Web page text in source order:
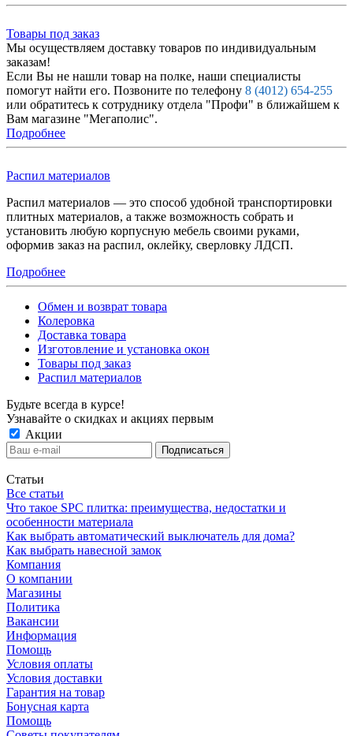
Товары под заказ
Мы осуществляем доставку товаров по индивидуальным
заказам!
Если Вы не нашли товар на полке, наши специалисты
помогут найти его. Позвоните по телефону 8 (4012) 654-255
или обратитесь к сотруднику отдела "Профи" в ближайшем к
Вам магазине "Мегаполис".
Подробнее
Распил материалов
Распил материалов — это способ удобной транспортировки
плитных материалов, а также возможность собрать и
установить любую корпусную мебель своими руками,
оформив заказ на распил, оклейку, сверловку ЛДСП.
Подробнее
Обмен и возврат товара
Колеровка
Доставка товара
Изготовление и установка окон
Товары под заказ
Распил материалов
Будьте всегда в курсе!
Узнавайте о скидках и акциях первым
Акции
Статьи
Все статьи
Что такое SPC плитка: преимущества, недостатки и
особенности материала
Как выбрать автоматический выключатель для дома?
Как выбрать навесной замок
Компания
О компании
Магазины
Политика
Вакансии
Информация
Помощь
Условия оплаты
Условия доставки
Гарантия на товар
Бонусная карта
Помощь